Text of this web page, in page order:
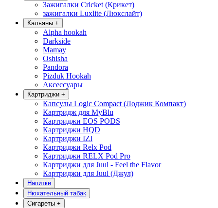
Зажигалки Cricket (Крикет)
зажигалки Luxlite (Люкслайт)
Кальяны +
Alpha hookah
Darkside
Mamay
Oshisha
Pandora
Pizduk Hookah
Аксессуары
Картриджи +
Капсулы Logic Compact (Лоджик Компакт)
Картридж для MyBlu
Картриджи EOS PODS
Картриджи HQD
Картриджи IZI
Картриджи Relx Pod
Картриджи RELX Pod Pro
Картриджи для Juul - Feel the Flavor
Картриджи для Juul (Джул)
Напитки
Нюхательный табак
Сигареты +